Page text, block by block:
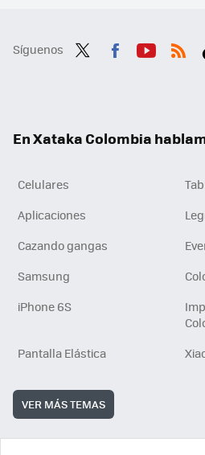
Síguenos
En Xataka Colombia
Celulares
Aplicaciones
Cazando gangas
Samsung
iPhone 6S
Pantalla Elástica
VER MÁS TEMAS